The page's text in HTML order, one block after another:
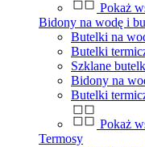
Pokaż
Bidony na wodę i
Butelki na
Butelki
Szklane
Bidony na
Butelki
Pokaż
Termosy